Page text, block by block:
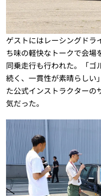
ゲストにはレーシングドラ
ち味の軽快なトークで会場
同乗走行も行われた。「ゴ
続く、一貫性が素晴らしい
た公式インストラクターの
気だった。